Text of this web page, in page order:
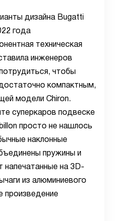
дизайна Bugatti
года
техническая
инженеров
чтобы
компактным,
модели Chiron.
суперкаров подвеске
просто не нашлось
наклонные
пружины и
напечатанные на 3D-
из алюминиевого
произведение